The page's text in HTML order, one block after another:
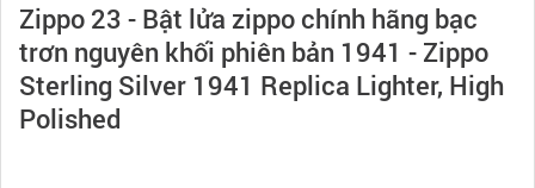
Zippo 23 - Bật lửa zippo chính hãng bạc
trơn nguyên khối phiên bản 1941 - Zippo
Sterling Silver 1941 Replica Lighter, High
Polished